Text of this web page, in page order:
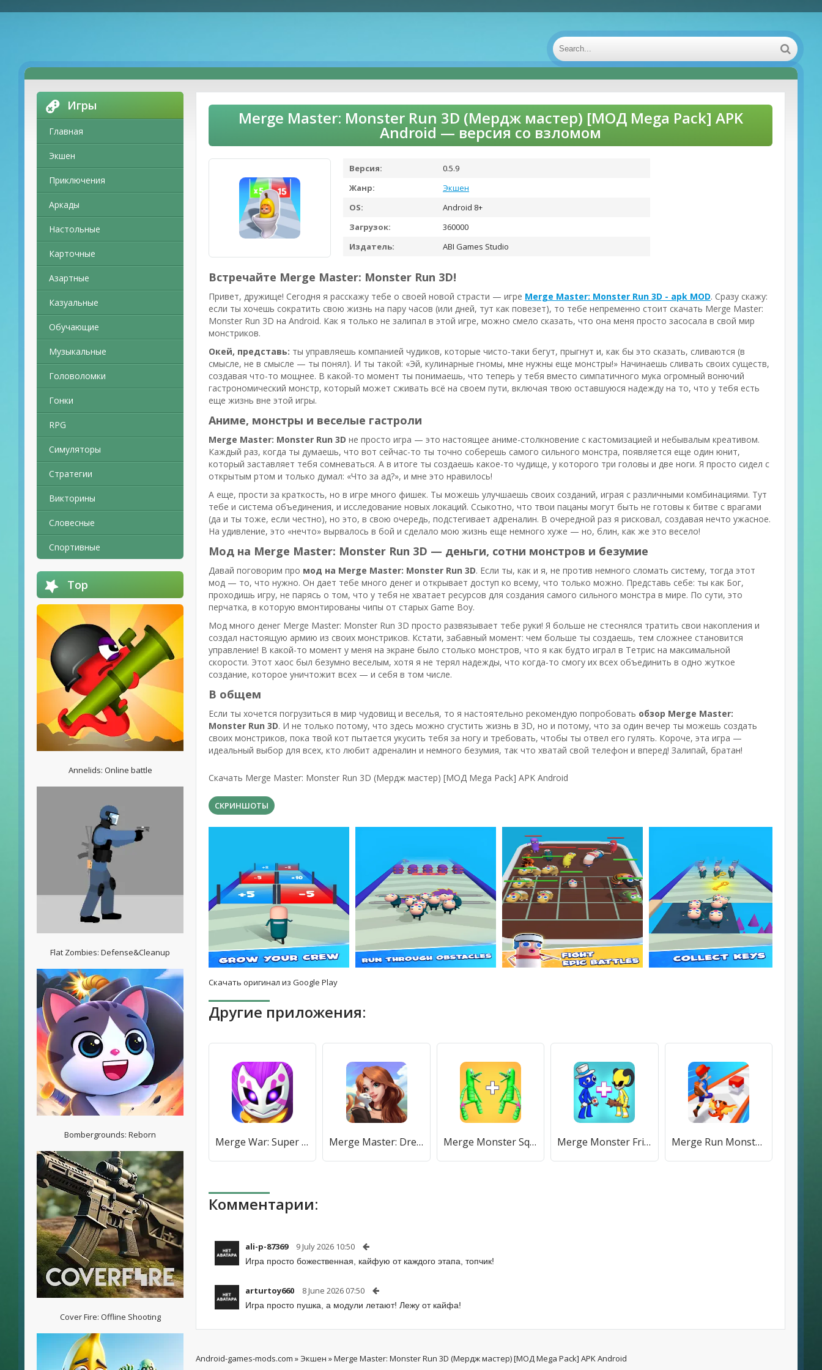
Игры
Главная
Экшен
Приключения
Аркады
Настольные
Карточные
Азартные
Казуальные
Обучающие
Музыкальные
Головоломки
Гонки
RPG
Симуляторы
Стратегии
Викторины
Словесные
Спортивные
Top
Annelids: Online battle
Flat Zombies: Defense&Cleanup
Bombergrounds: Reborn
Cover Fire: Offline Shooting
Merge Master: Monster Run 3D (Мердж мастер) [МОД Mega Pack] APK
Android — версия со взломом
Версия:
0.5.9
Жанр:
Экшен
OS:
Android 8+
Загрузок:
360000
Издатель:
ABI Games Studio
Встречайте Merge Master: Monster Run 3D!
Привет, дружище! Сегодня я расскажу тебе о своей новой страсти — игре Merge Master: Monster Run 3D - apk MOD. Сразу скажу:
если ты хочешь сократить свою жизнь на пару часов (или дней, тут как повезет), то тебе непременно стоит скачать Merge Master:
Monster Run 3D на Android. Как я только не залипал в этой игре, можно смело сказать, что она меня просто засосала в свой мир
монстриков.
Окей, представь: ты управляешь компанией чудиков, которые чисто-таки бегут, прыгнут и, как бы это сказать, сливаются (в
смысле, не в смысле — ты понял). И ты такой: «Эй, кулинарные гномы, мне нужны еще монстры!» Начинаешь сливать своих существ,
создавая что-то мощнее. В какой-то момент ты понимаешь, что теперь у тебя вместо симпатичного мука огромный вонючий
гастрономический монстр, который может сживать всё на своем пути, включая твою оставшуюся надежду на то, что у тебя есть
еще жизнь вне этой игры.
Аниме, монстры и веселые гастроли
Merge Master: Monster Run 3D не просто игра — это настоящее аниме-столкновение с кастомизацией и небывалым креативом.
Каждый раз, когда ты думаешь, что вот сейчас-то ты точно соберешь самого сильного монстра, появляется еще один юнит,
который заставляет тебя сомневаться. А в итоге ты создаешь какое-то чудище, у которого три головы и две ноги. Я просто сидел с
открытым ртом и только думал: «Что за ад?», и мне это нравилось!
А еще, прости за краткость, но в игре много фишек. Ты можешь улучшаешь своих созданий, играя с различными комбинациями. Тут
тебе и система объединения, и исследование новых локаций. Ссыкотно, что твои пацаны могут быть не готовы к битве с врагами
(да и ты тоже, если честно), но это, в свою очередь, подстегивает адреналин. В очередной раз я рисковал, создавая нечто ужасное.
На удивление, это «нечто» вырвалось в бой и сделало мою жизнь еще немного хуже — но, блин, как же это весело!
Мод на Merge Master: Monster Run 3D — деньги, сотни монстров и безумие
Давай поговорим про мод на Merge Master: Monster Run 3D. Если ты, как и я, не против немного сломать систему, тогда этот
мод — то, что нужно. Он дает тебе много денег и открывает доступ ко всему, что только можно. Представь себе: ты как Бог,
проходишь игру, не парясь о том, что у тебя не хватает ресурсов для создания самого сильного монстра в мире. По сути, это
перчатка, в которую вмонтированы чипы от старых Game Boy.
Мод много денег Merge Master: Monster Run 3D просто развязывает тебе руки! Я больше не стеснялся тратить свои накопления и
создал настоящую армию из своих монстриков. Кстати, забавный момент: чем больше ты создаешь, тем сложнее становится
управление! В какой-то момент у меня на экране было столько монстров, что я как будто играл в Тетрис на максимальной
скорости. Этот хаос был безумно веселым, хотя я не терял надежды, что когда-то смогу их всех объединить в одно жуткое
создание, которое уничтожит всех — и себя в том числе.
В общем
Если ты хочется погрузиться в мир чудовищ и веселья, то я настоятельно рекомендую попробовать обзор Merge Master:
Monster Run 3D. И не только потому, что здесь можно сгустить жизнь в 3D, но и потому, что за один вечер ты можешь создать
своих монстриков, пока твой кот пытается укусить тебя за ногу и требовать, чтобы ты отвел его гулять. Короче, эта игра —
идеальный выбор для всех, кто любит адреналин и немного безумия, так что хватай свой телефон и вперед! Залипай, братан!
Скачать Merge Master: Monster Run 3D (Мердж мастер) [МОД Mega Pack] APK Android
СКРИНШОТЫ
Скачать оригинал из Google Play
Другие приложения:
Merge War: Super Legion Master (Мердж Вар) [МОД Меню] APK Android Merge Master: Dream Creative (Мердж Мастер) [МОД Premium] APK Android Merge Monster Squad (Мердж Рейнбоу) [МОД Unlocked] APK Android Merge Monster Friends (Мердж Рейнбоу Френд) [МОД Premium] APK Android Merge Run Monster 3D Battle (Мердж Ран Покетмон 3Д Баттл) [МОД Все открыто] APK Android
Комментарии:
ali-p-87369 9 July 2026 10:50
Игра просто божественная, кайфую от каждого этапа, топчик!
arturtoy660 8 June 2026 07:50
Игра просто пушка, а модули летают! Лежу от кайфа!
Android-games-mods.com » Экшен » Merge Master: Monster Run 3D (Мердж мастер) [МОД Mega Pack] APK Android